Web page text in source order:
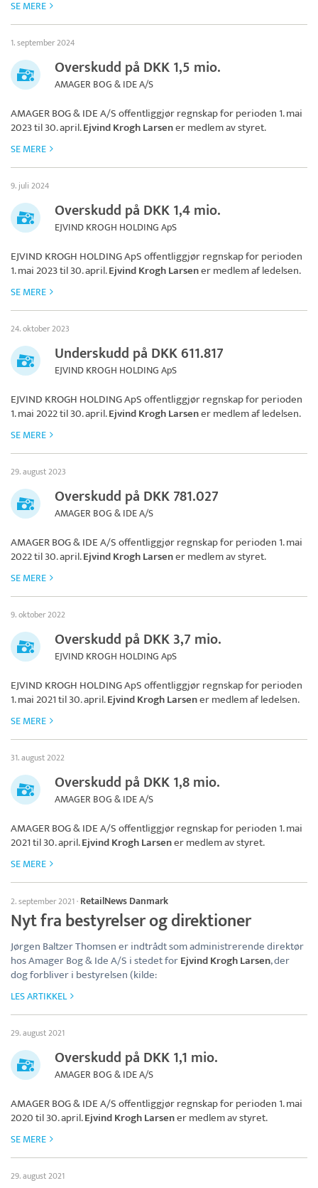
SE MERE
1. september 2024
Overskudd på DKK 1,5 mio.
AMAGER BOG & IDE A/S
AMAGER BOG & IDE A/Soffentliggjør regnskap for perioden 1. mai
2023 til 30. april.Ejvind Krogh Larsener medlem av styret.
SE MERE
9. juli 2024
Overskudd på DKK 1,4 mio.
EJVIND KROGH HOLDING ApS
EJVIND KROGH HOLDING ApSoffentliggjør regnskap for perioden
1. mai 2023 til 30. april.Ejvind Krogh Larsener medlem af ledelsen.
SE MERE
24. oktober 2023
Underskudd på DKK 611.817
EJVIND KROGH HOLDING ApS
EJVIND KROGH HOLDING ApSoffentliggjør regnskap for perioden
1. mai 2022 til 30. april.Ejvind Krogh Larsener medlem af ledelsen.
SE MERE
29. august 2023
Overskudd på DKK 781.027
AMAGER BOG & IDE A/S
AMAGER BOG & IDE A/Soffentliggjør regnskap for perioden 1. mai
2022 til 30. april.Ejvind Krogh Larsener medlem av styret.
SE MERE
9. oktober 2022
Overskudd på DKK 3,7 mio.
EJVIND KROGH HOLDING ApS
EJVIND KROGH HOLDING ApSoffentliggjør regnskap for perioden
1. mai 2021 til 30. april.Ejvind Krogh Larsener medlem af ledelsen.
SE MERE
31. august 2022
Overskudd på DKK 1,8 mio.
AMAGER BOG & IDE A/S
AMAGER BOG & IDE A/Soffentliggjør regnskap for perioden 1. mai
2021 til 30. april.Ejvind Krogh Larsener medlem av styret.
SE MERE
2. september 2021· RetailNews Danmark
Nyt fra bestyrelser og direktioner
Jørgen Baltzer Thomsen er indtrådt som administrerende direktør
hos Amager Bog & Ide A/S i stedet forEjvind Krogh Larsen, der
dog forbliver i bestyrelsen (kilde:
LES ARTIKKEL
29. august 2021
Overskudd på DKK 1,1 mio.
AMAGER BOG & IDE A/S
AMAGER BOG & IDE A/Soffentliggjør regnskap for perioden 1. mai
2020 til 30. april.Ejvind Krogh Larsener medlem av styret.
SE MERE
29. august 2021